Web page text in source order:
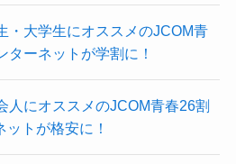
・大学生にオススメのJCOM青
ーネットが学割に！
人にオススメのJCOM青春26割
トが格安に！